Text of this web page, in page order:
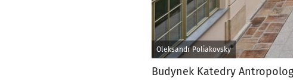
Oleksandr Poliakovsky
Budynek Katedry